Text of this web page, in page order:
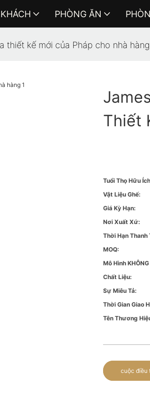
PHÒNG ĂN
thiết kế mới của Pháp cho nhà hàng
Thiết
Tuổi Thọ Hữu
Vật Liệu Ghế:
Giá Kỳ Hạn:
Nơi Xuất Xứ:
Thời Hạn Thanh
MOQ:
Mô Hình KHÔNG
Chất Liệu:
Sự Miêu Tả:
Thời Gian Giao
Tên Thương
cuộc điều